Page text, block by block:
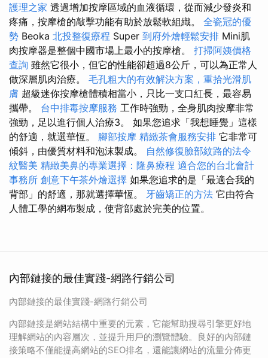
護理之家 透過增加按摩區域的血液循環，從而減少發炎和
疼痛，按摩槍的敲擊功能有助於放鬆軟組織。 全瓷冠的優
勢 Beoka 北投整復療程 Super 到府外燴輕鬆安排 Mini肌
肉按摩器是整個中國市場上最小的按摩槍。 打掃阿姨價格
查詢 雖然它很小，但它的性能卻超過8公斤，可以為正常人
做深層肌肉治療。 毛孔粗大的有效解決方案，重拾光滑肌
膚 超級迷你按摩槍體積相當小，只比一支口紅長，最容易
攜帶。 台中排毒按摩服務 工作時強勁，全身肌肉按摩非常
強勁，足以進行個人治療3。 如果您追求「我想睡覺」這樣
的舒適，就選華恆。 腳部按摩 精緻茶會服務安排 它非常可
傾斜，由優質材料和泡沫製成。 自然修復臉部紋路的法令
紋醫美 精緻美鼻的專業選擇：隆鼻療程 適合您的台北會計
事務所 創意下午茶外燴選擇 如果您追求的是「最適合我的
背部」的舒適，那就選擇華恆。 牙齒矯正的方法 它由符合
人體工學的網布製成，使背部處於完美的位置。
內部鏈接的最佳實踐-網路行銷公司
內部鏈接的最佳實踐-網路行銷公司
內部鏈接是網站結構中重要的元素，它能幫助搜尋引擎更好地
理解網站的內容層次，並提升用戶的瀏覽體驗。良好的內部鏈
接策略不僅能提高網站的SEO排名，還能讓網站的流量分佈更